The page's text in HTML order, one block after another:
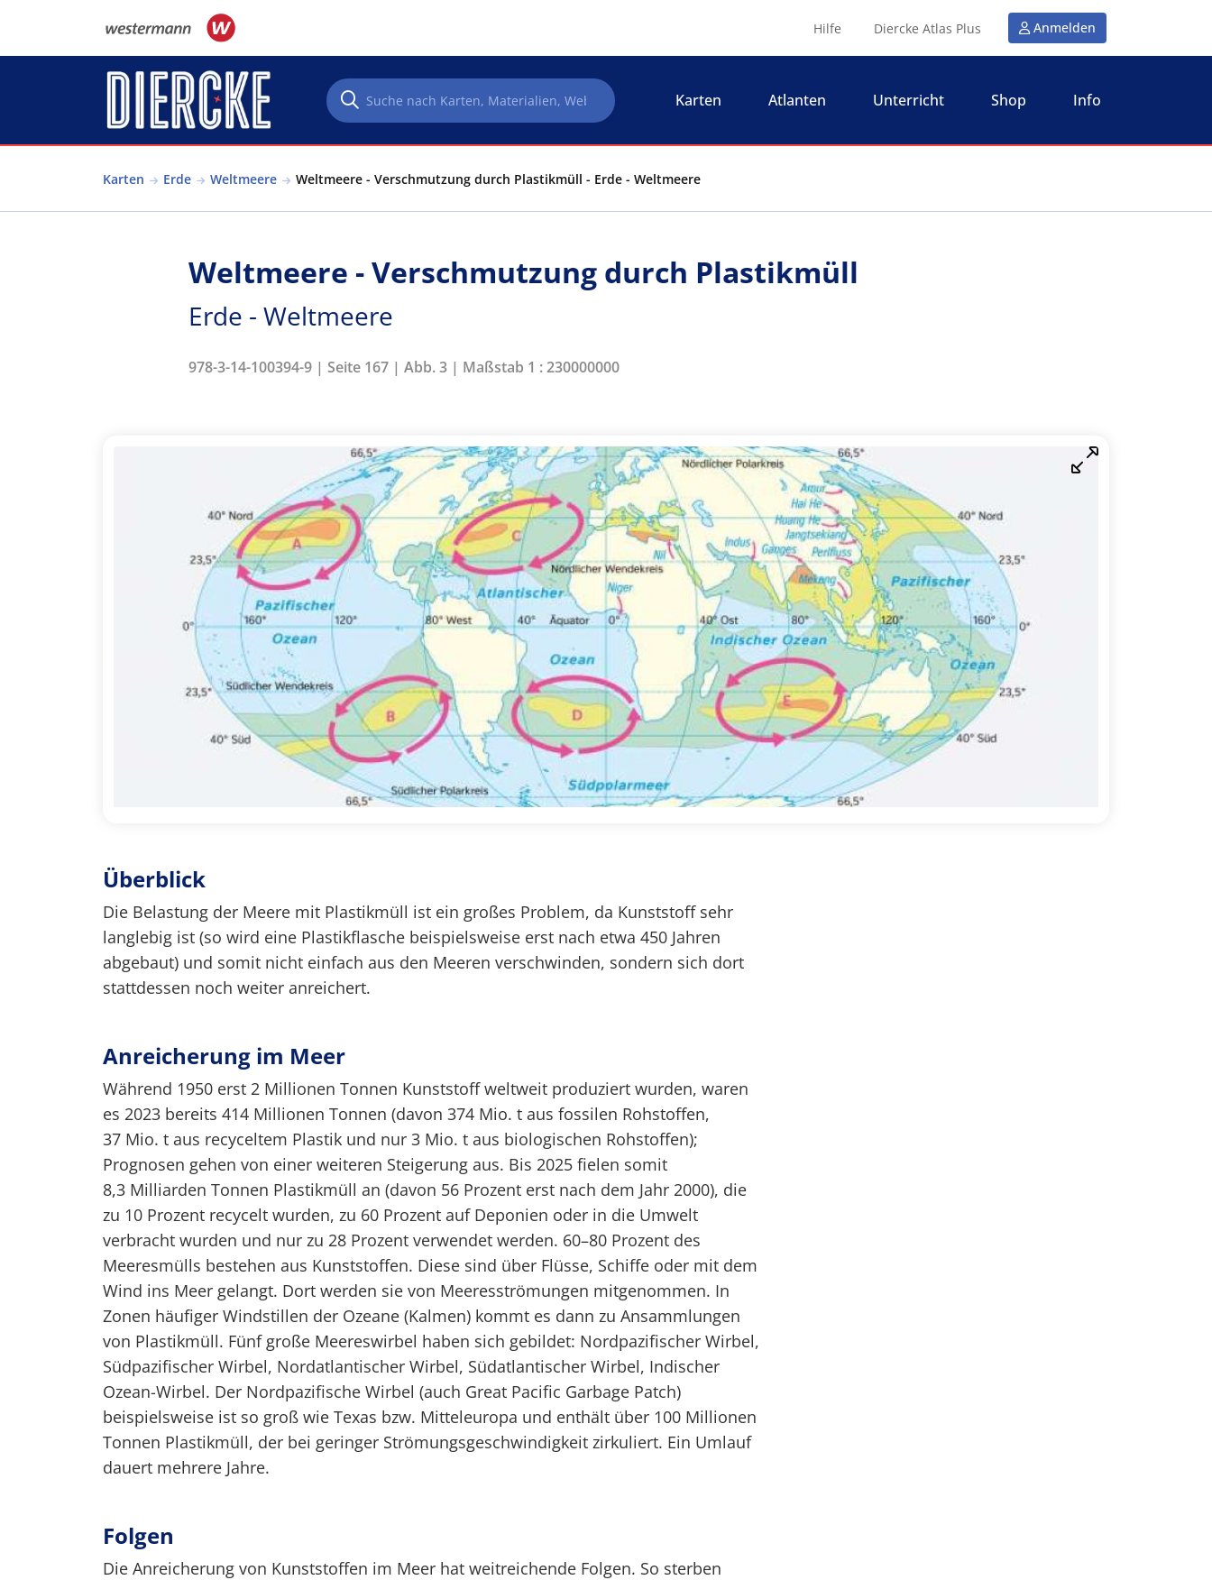
Hilfe Diercke Atlas Plus Anmelden
Karten Atlanten Unterricht Shop Info
Karten Erde Weltmeere Weltmeere - Verschmutzung durch Plastikmüll - Erde - Weltmeere
Weltmeere - Verschmutzung durch Plastikmüll
Erde - Weltmeere
978-3-14-100394-9 | Seite 167 | Abb. 3 | Maßstab 1 : 230000000
Überblick
Die Belastung der Meere mit Plastikmüll ist ein großes Problem, da Kunststoff sehr
langlebig ist (so wird eine Plastikflasche beispielsweise erst nach etwa 450 Jahren
abgebaut) und somit nicht einfach aus den Meeren verschwinden, sondern sich dort
stattdessen noch weiter anreichert.
Anreicherung im Meer
Während 1950 erst 2 Millionen Tonnen Kunststoff weltweit produziert wurden, waren
es 2023 bereits 414 Millionen Tonnen (davon 374 Mio. t aus fossilen Rohstoffen,
37 Mio. t aus recyceltem Plastik und nur 3 Mio. t aus biologischen Rohstoffen);
Prognosen gehen von einer weiteren Steigerung aus. Bis 2025 fielen somit
8,3 Milliarden Tonnen Plastikmüll an (davon 56 Prozent erst nach dem Jahr 2000), die
zu 10 Prozent recycelt wurden, zu 60 Prozent auf Deponien oder in die Umwelt
verbracht wurden und nur zu 28 Prozent verwendet werden. 60–80 Prozent des
Meeresmülls bestehen aus Kunststoffen. Diese sind über Flüsse, Schiffe oder mit dem
Wind ins Meer gelangt. Dort werden sie von Meeresströmungen mitgenommen. In
Zonen häufiger Windstillen der Ozeane (Kalmen) kommt es dann zu Ansammlungen
von Plastikmüll. Fünf große Meereswirbel haben sich gebildet: Nordpazifischer Wirbel,
Südpazifischer Wirbel, Nordatlantischer Wirbel, Südatlantischer Wirbel, Indischer
Ozean-Wirbel. Der Nordpazifische Wirbel (auch Great Pacific Garbage Patch)
beispielsweise ist so groß wie Texas bzw. Mitteleuropa und enthält über 100 Millionen
Tonnen Plastikmüll, der bei geringer Strömungsgeschwindigkeit zirkuliert. Ein Umlauf
dauert mehrere Jahre.
Folgen
Die Anreicherung von Kunststoffen im Meer hat weitreichende Folgen. So sterben